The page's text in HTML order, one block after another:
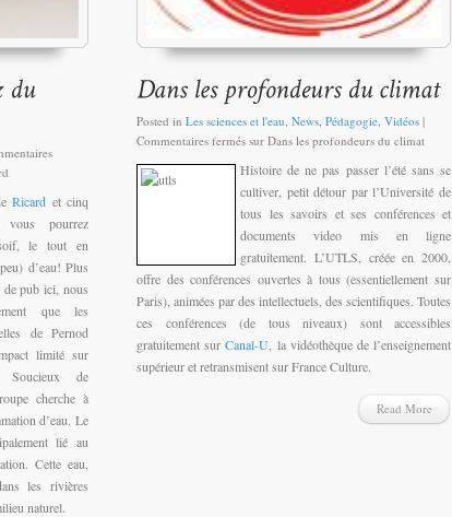
Ricard et cinq
vous pourrez
le tout en
d’eau! Plus
de pub ici, nous
que les
de Pernod
limité sur
Soucieux de
cherche à
d’eau. Le
lié au
Cette eau,
les rivières
naturel.
Posted in Les sciences et l'eau, News, Pédagogie, Vidéos |
Commentaires fermés sur Dans les profondeurs du climat
Histoire de ne pas passer l’été sans se
cultiver, petit détour par l’Université de
tous les savoirs et ses conférences et
documents video mis en ligne
gratuitement. L’UTLS, créée en 2000,
offre des conférences ouvertes à tous (essentiellement sur
Paris), animées par des intellectuels, des scientifiques. Toutes
ces conférences (de tous niveaux) sont accessibles
gratuitement surCanal-U, la vidéothèque de l’enseignement
supérieur et retransmisent sur France Culture.
Read More